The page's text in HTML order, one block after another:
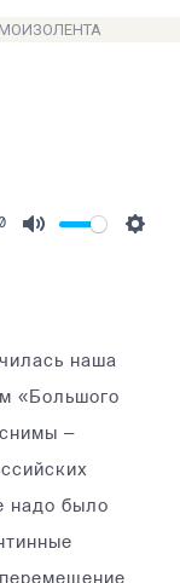
наша
«Большого
–
надо было